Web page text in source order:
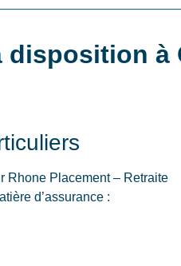
disposition à
Rhone Placement – Retraite
d’assurance :